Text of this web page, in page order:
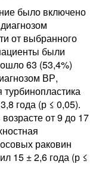
было включено
от выбранного
были
63 (53,4%)
ВР,
года (р ≤ 0,05).
от 9 до 17
раковин
15 ± 2,6 года (р ≤